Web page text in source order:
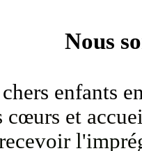
Nous
enfants
cœurs et